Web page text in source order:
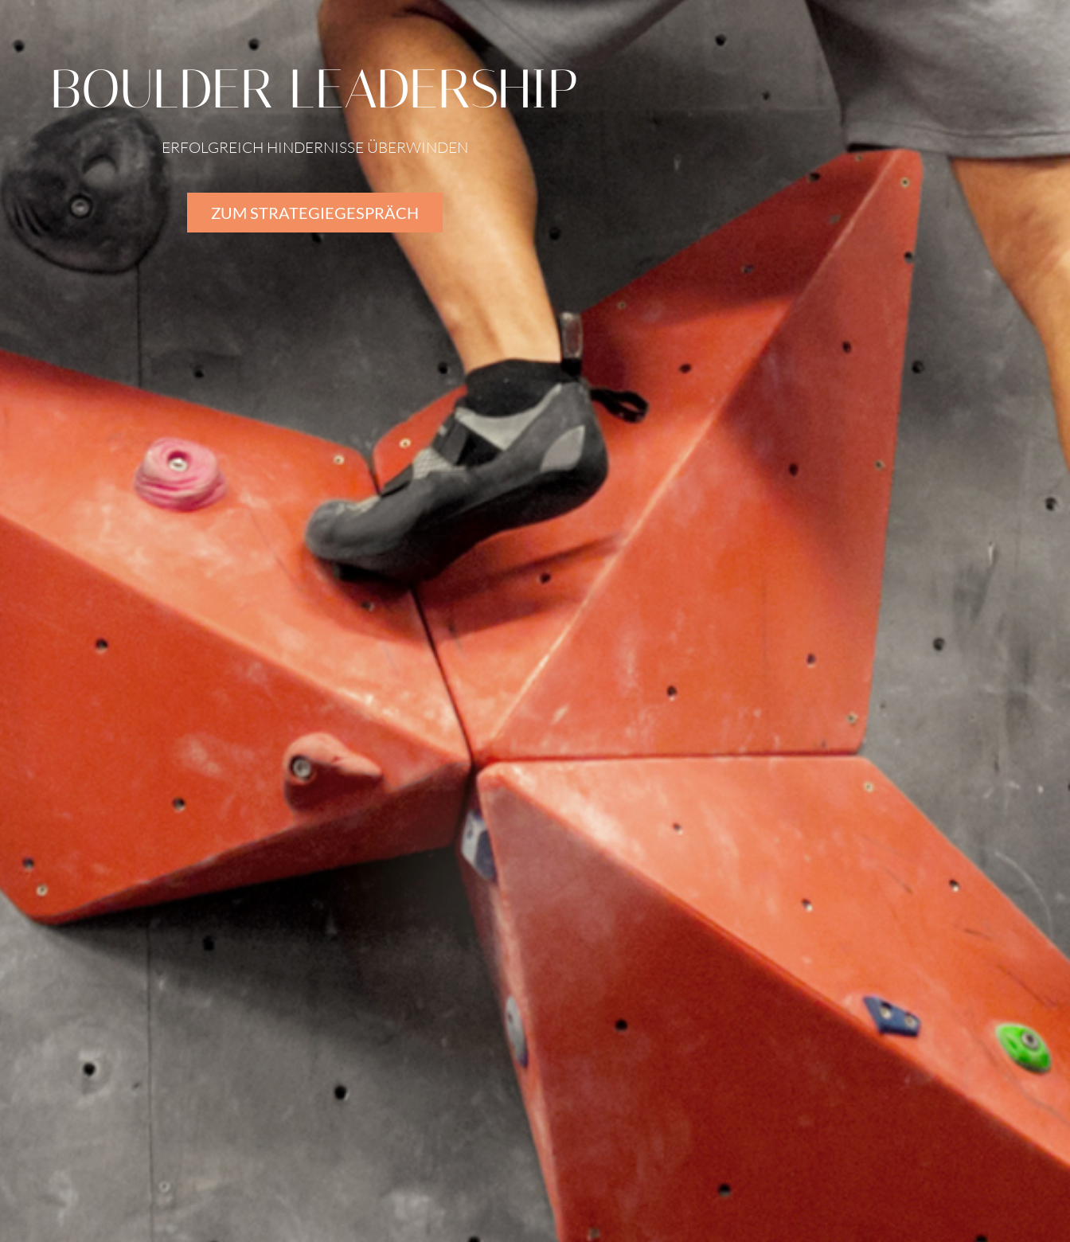
BOULDER LEADERSHIP
ERFOLGREICH HINDERNISSE ÜBERWINDEN
ZUM STRATEGIEGESPRÄCH